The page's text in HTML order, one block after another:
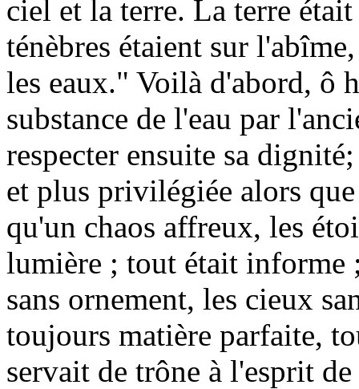
ciel et la terre. La terre
ténèbres étaient sur
les eaux." Voilà d'abord, ô
substance de l'eau par
respecter ensuite sa
et plus privilégiée alors
qu'un chaos affreux, les
lumière ; tout était informe
sans ornement, les cieux
toujours matière parfaite,
servait de trône à l'esprit